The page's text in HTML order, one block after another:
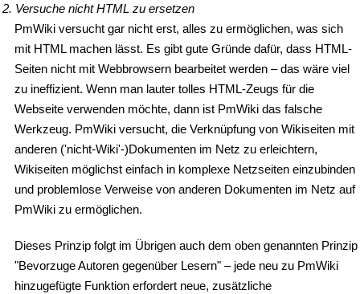
2. Versuche nicht HTML zu ersetzen
PmWiki versucht gar nicht erst, alles zu ermöglichen, was sich
mit HTML machen lässt. Es gibt gute Gründe dafür, dass HTML-
Seiten nicht mit Webbrowsern bearbeitet werden – das wäre viel
zu ineffizient. Wenn man lauter tolles HTML-Zeugs für die
Webseite verwenden möchte, dann ist PmWiki das falsche
Werkzeug. PmWiki versucht, die Verknüpfung von Wikiseiten mit
anderen ('nicht-Wiki'-)Dokumenten im Netz zu erleichtern,
Wikiseiten möglichst einfach in komplexe Netzseiten einzubinden
und problemlose Verweise von anderen Dokumenten im Netz auf
PmWiki zu ermöglichen.
Dieses Prinzip folgt im Übrigen auch dem oben genannten Prinzip
"Bevorzuge Autoren gegenüber Lesern" – jede neu zu PmWiki
hinzugefügte Funktion erfordert neue, zusätzliche